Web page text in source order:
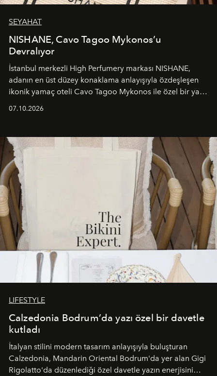
SEYAHAT
NISHANE, Cavo Tagoo Mykonos’u
Devralıyor
İstanbul merkezli High Perfumery markası NISHANE,
adanın en üst düzey konaklama anlayışıyla özdeşleşen
ikonik yamaç oteli Cavo Tagoo Mykonos ile özel bir yaz
buluşturarak markanın Cavo Tagoo’daki varlığını
sürükleyici ve mevsime özel bir deneyime dönüştürüyor.
07.10.2026
LIFESTYLE
Calzedonia Bodrum’da yazı özel bir davetle
kutladı
İtalyan stilini modern tasarım anlayışıyla buluşturan
Calzedonia, Mandarin Oriental Bodrum'da yer alan Gigi
Rigolatto'da düzenlediği özel davetle yazın enerjisini